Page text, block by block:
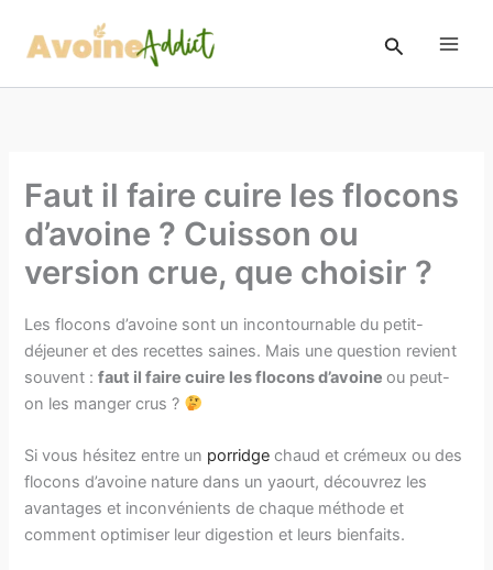
contenu
Rechercher
Faut il faire cuire les flocons
d’avoine ? Cuisson ou
version crue, que choisir ?
Les flocons d’avoine sont un incontournable du petit-
déjeuner et des recettes saines. Mais une question revient
souvent :faut il faire cuire les flocons d’avoineou peut-
on les manger crus ?
Si vous hésitez entre un porridge chaud et crémeux ou des
flocons d’avoine nature dans un yaourt, découvrez les
avantages et inconvénients de chaque méthode et
comment optimiser leur digestion et leurs bienfaits.